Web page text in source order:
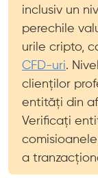
inclusiv un
perechile
urile cripto,
CFD-uri.
clienților
entități din
Verificați
a